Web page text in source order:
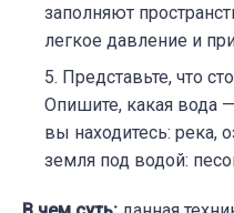
заполняют
легкое давление и
Представьте, что
Опишите, какая вода
вы находитесь: река,
земля под водой: